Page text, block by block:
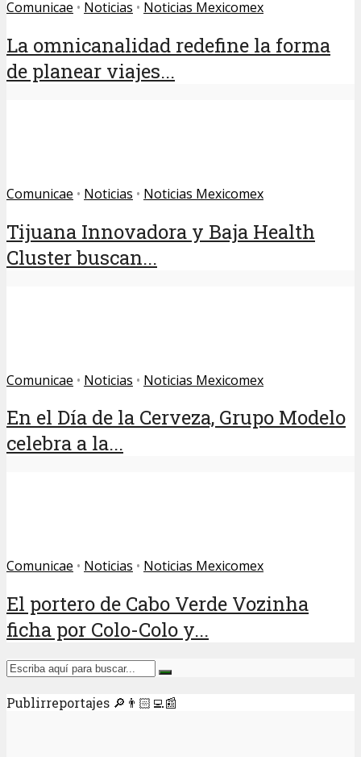
Comunicae • Noticias • Noticias Mexicomex
La omnicanalidad redefine la forma
de planear viajes...
Comunicae • Noticias • Noticias Mexicomex
Tijuana Innovadora y Baja Health
Cluster buscan...
Comunicae • Noticias • Noticias Mexicomex
En el Día de la Cerveza, Grupo Modelo
celebra a la...
Comunicae • Noticias • Noticias Mexicomex
El portero de Cabo Verde Vozinha
ficha por Colo-Colo y...
Publirreportajes 🔎👨🏻‍💻📰